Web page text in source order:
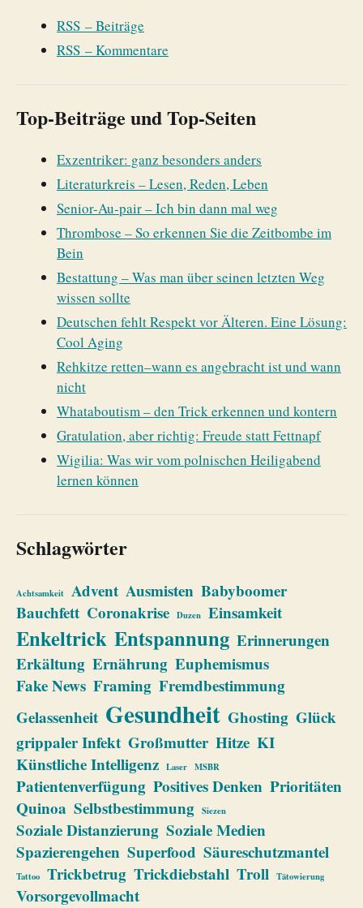
RSS – Beiträge
RSS – Kommentare
Top-Beiträge und Top-Seiten
Exzentriker: ganz besonders anders
Literaturkreis – Lesen, Reden, Leben
Senior-Au-pair – Ich bin dann mal weg
Thrombose – So erkennen Sie die Zeitbombe im
Bein
Bestattung – Was man über seinen letzten Weg
wissen sollte
Deutschen fehlt Respekt vor Älteren. Eine Lösung:
Cool Aging
Rehkitze retten–wann es angebracht ist und wann
nicht
Whataboutism – den Trick erkennen und kontern
Gratulation, aber richtig: Freude statt Fettnapf
Wigilia: Was wir vom polnischen Heiligabend
lernen können
Schlagwörter
Achtsamkeit Advent Ausmisten Babyboomer
Bauchfett Coronakrise Duzen Einsamkeit
Enkeltrick Entspannung Erinnerungen
Erkältung Ernährung Euphemismus
Fake News Framing Fremdbestimmung
Gelassenheit Gesundheit Ghosting Glück
grippaler Infekt Großmutter Hitze KI
Künstliche Intelligenz Laser MSBR
Patientenverfügung Positives Denken Prioritäten
Quinoa Selbstbestimmung Siezen
Soziale Distanzierung Soziale Medien
Spazierengehen Superfood Säureschutzmantel
Tattoo Trickbetrug Trickdiebstahl Troll Tätowierung
Vorsorgevollmacht